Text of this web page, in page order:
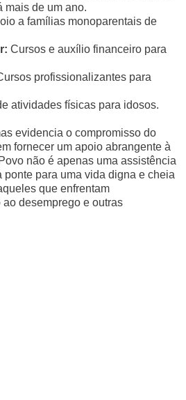
mais de um ano.
a famílias monoparentais de
Cursos e auxílio financeiro para
profissionalizantes para
atividades físicas para idosos.
evidencia o compromisso do
fornecer um apoio abrangente à
não é apenas uma assistência
ponte para uma vida digna e cheia
que enfrentam
desemprego e outras